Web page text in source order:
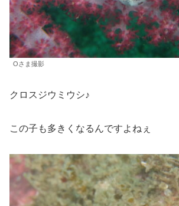
Oさま撮影
クロスジウミウシ♪
この子も多きくなるんですよねぇ